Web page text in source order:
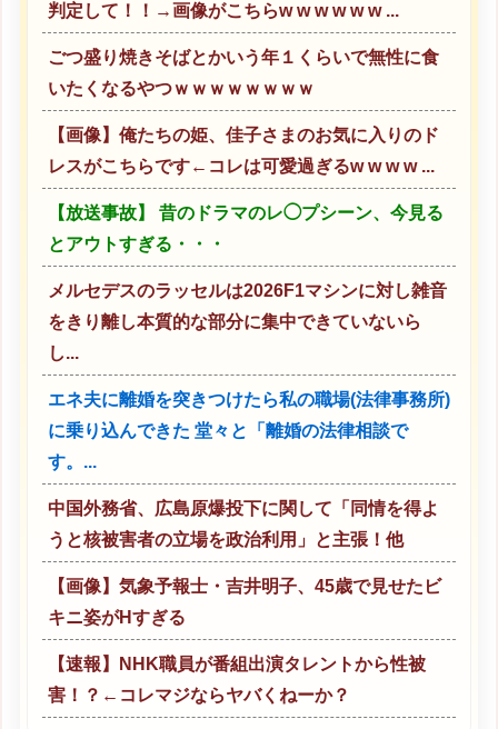
判定して！！→画像がこちらw w w w w w ...
ごつ盛り焼きそばとかいう年１くらいで無性に食
いたくなるやつｗｗｗｗｗｗｗｗ
【画像】俺たちの姫、佳子さまのお気に入りのド
レスがこちらです←コレは可愛過ぎるw w w w ...
【放送事故】 昔のドラマのレ◯プシーン、今見る
とアウトすぎる・・・
メルセデスのラッセルは2026F1マシンに対し雑音
をきり離し本質的な部分に集中できていないら
し...
エネ夫に離婚を突きつけたら私の職場(法律事務所)
に乗り込んできた 堂々と「離婚の法律相談で
す。...
中国外務省、広島原爆投下に関して「同情を得よ
うと核被害者の立場を政治利用」と主張！他
【画像】気象予報士・吉井明子、45歳で見せたビ
キニ姿がHすぎる
【速報】NHK職員が番組出演タレントから性被
害！？←コレマジならヤバくねーか？